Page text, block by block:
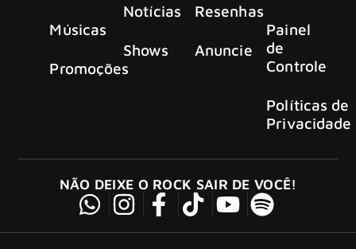
Músicas
Promoções
Notícias
Shows
Resenhas
Anuncie
Painel
de
Controle
Políticas de
Privacidade
NÃO DEIXE O ROCK SAIR DE VOCÊ!